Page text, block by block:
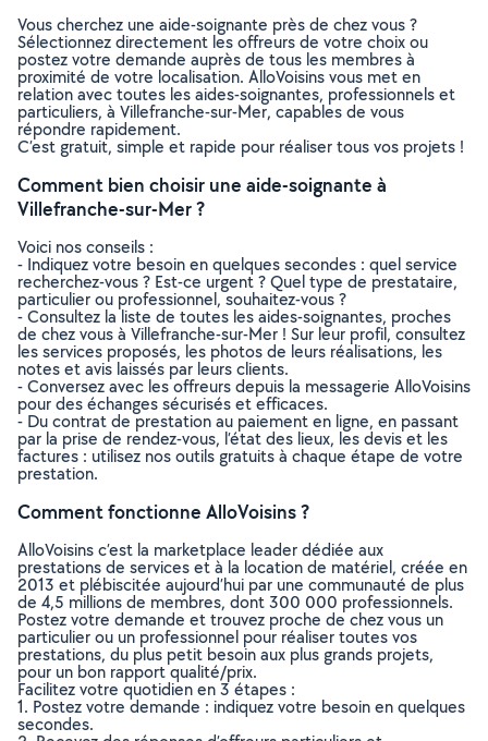
Vous cherchez une aide-soignante près de chez vous ?
Sélectionnez directement les offreurs de votre choix ou
postez votre demande auprès de tous les membres à
proximité de votre localisation. AlloVoisins vous met en
relation avec toutes les aides-soignantes, professionnels et
particuliers, à Villefranche-sur-Mer, capables de vous
répondre rapidement.
C’est gratuit, simple et rapide pour réaliser tous vos projets !
Comment bien choisir une aide-soignante à
Villefranche-sur-Mer ?
Voici nos conseils :
- Indiquez votre besoin en quelques secondes : quel service
recherchez-vous ? Est-ce urgent ? Quel type de prestataire,
particulier ou professionnel, souhaitez-vous ?
- Consultez la liste de toutes les aides-soignantes, proches
de chez vous à Villefranche-sur-Mer ! Sur leur profil, consultez
les services proposés, les photos de leurs réalisations, les
notes et avis laissés par leurs clients.
- Conversez avec les offreurs depuis la messagerie AlloVoisins
pour des échanges sécurisés et efficaces.
- Du contrat de prestation au paiement en ligne, en passant
par la prise de rendez-vous, l’état des lieux, les devis et les
factures : utilisez nos outils gratuits à chaque étape de votre
prestation.
Comment fonctionne AlloVoisins ?
AlloVoisins c’est la marketplace leader dédiée aux
prestations de services et à la location de matériel, créée en
2013 et plébiscitée aujourd’hui par une communauté de plus
de 4,5 millions de membres, dont 300 000 professionnels.
Postez votre demande et trouvez proche de chez vous un
particulier ou un professionnel pour réaliser toutes vos
prestations, du plus petit besoin aux plus grands projets,
pour un bon rapport qualité/prix.
Facilitez votre quotidien en 3 étapes :
1. Postez votre demande : indiquez votre besoin en quelques
secondes.